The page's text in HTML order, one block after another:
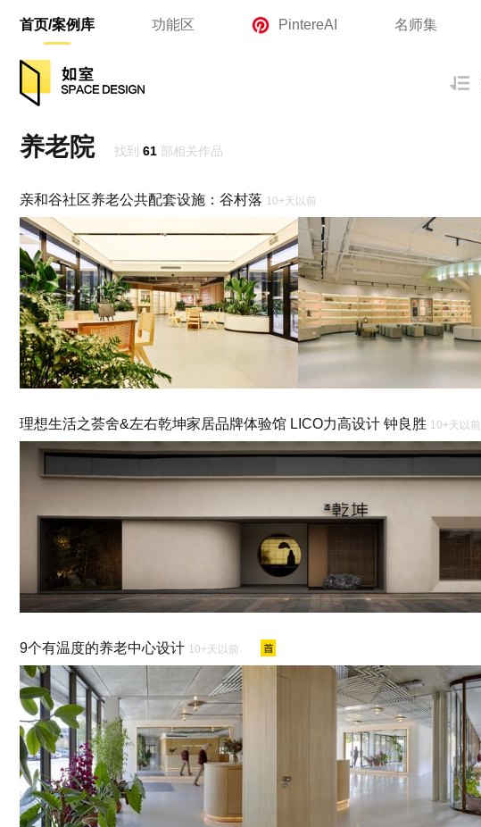
首页/案例库 功能区 PintereAI 名师集
养老院 找到 61 部相关作品
亲和谷社区养老公共配套设施：谷村落 10+天以前
理想生活之荟舍&左右乾坤家居品牌体验馆 LICO力高设计 钟良胜 10+天以前
9个有温度的养老中心设计 10+天以前